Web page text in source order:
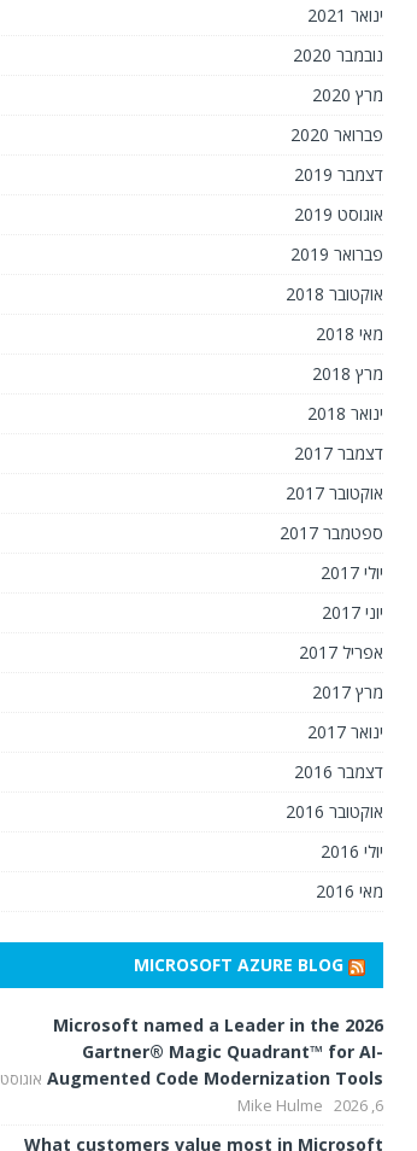
ינואר 2021
נובמבר 2020
מרץ 2020
פברואר 2020
דצמבר 2019
אוגוסט 2019
פברואר 2019
אוקטובר 2018
מאי 2018
מרץ 2018
ינואר 2018
דצמבר 2017
אוקטובר 2017
ספטמבר 2017
יולי 2017
יוני 2017
אפריל 2017
מרץ 2017
ינואר 2017
דצמבר 2016
אוקטובר 2016
יולי 2016
מאי 2016
MICROSOFT AZURE BLOG
Microsoft named a Leader in the 2026
Gartner® Magic Quadrant™ for AI-
Augmented Code Modernization Tools אוגוסט
6, 2026
Mike Hulme
What customers value most in Microsoft